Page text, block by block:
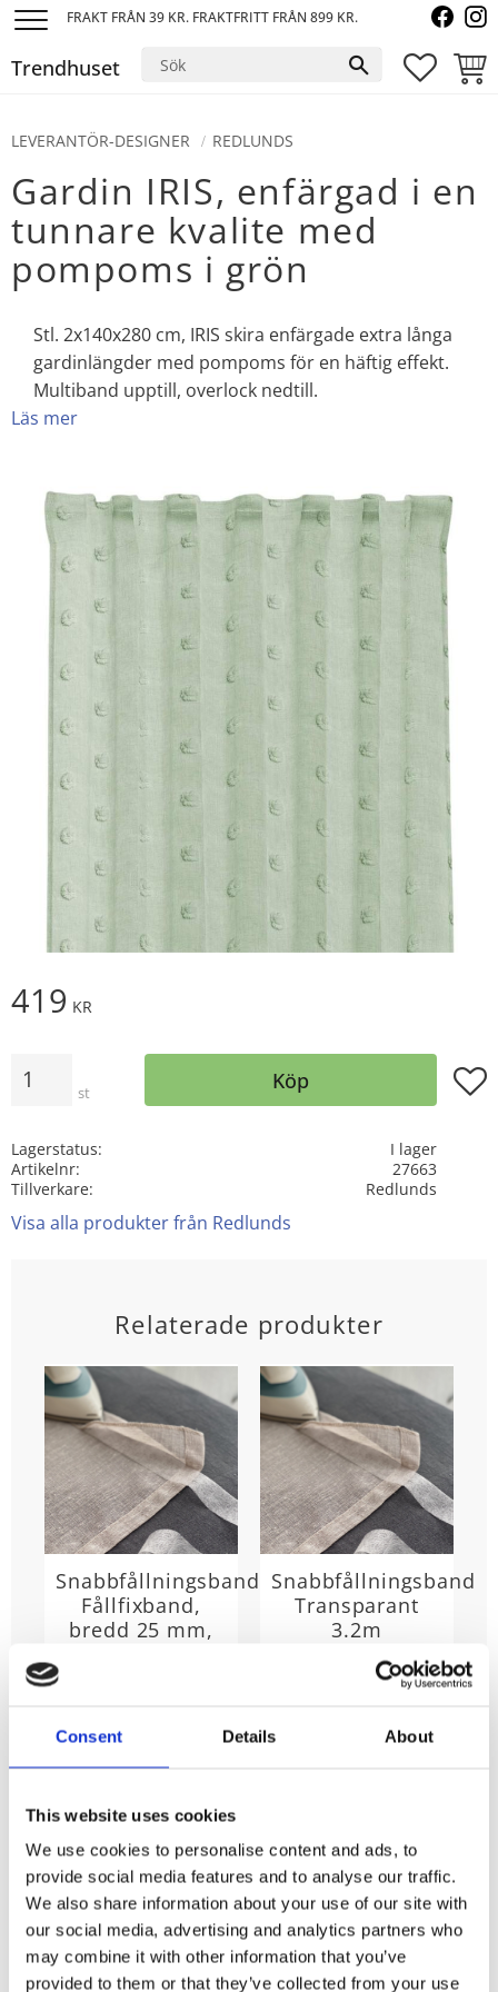
Consent Details About
This website uses cookies
We use cookies to personalise content and ads, to
provide social media features and to analyse our traffic.
We also share information about your use of our site with
our social media, advertising and analytics partners who
may combine it with other information that you’ve
provided to them or that they’ve collected from your use
FRAKT FRÅN 39 KR. FRAKTFRITT FRÅN 899 KR.
Trendhuset
LEVERANTÖR-DESIGNER REDLUNDS
Gardin IRIS, enfärgad i en
tunnare kvalite med
pompoms i grön
Stl. 2x140x280 cm, IRIS skira enfärgade extra långa
gardinlängder med pompoms för en häftig effekt.
Multiband upptill, overlock nedtill.
Läs mer
419 KR
st Köp
Lagerstatus
I lager
Artikelnr
27663
Tillverkare
Redlunds
Visa alla produkter från Redlunds
Relaterade produkter
Snabbfållningsband,
Fållfixband,
bredd 25 mm,
d, används tex till
att lägga upp
och enkelt.
Lägg till i favoriter
Snabbfållningsband/
Transparant
3.2m
bredd 25mm.
Använd vårtsnabbfållningsbandför att få rätt
längd på gardinen. Vik upp gardinen till önskad